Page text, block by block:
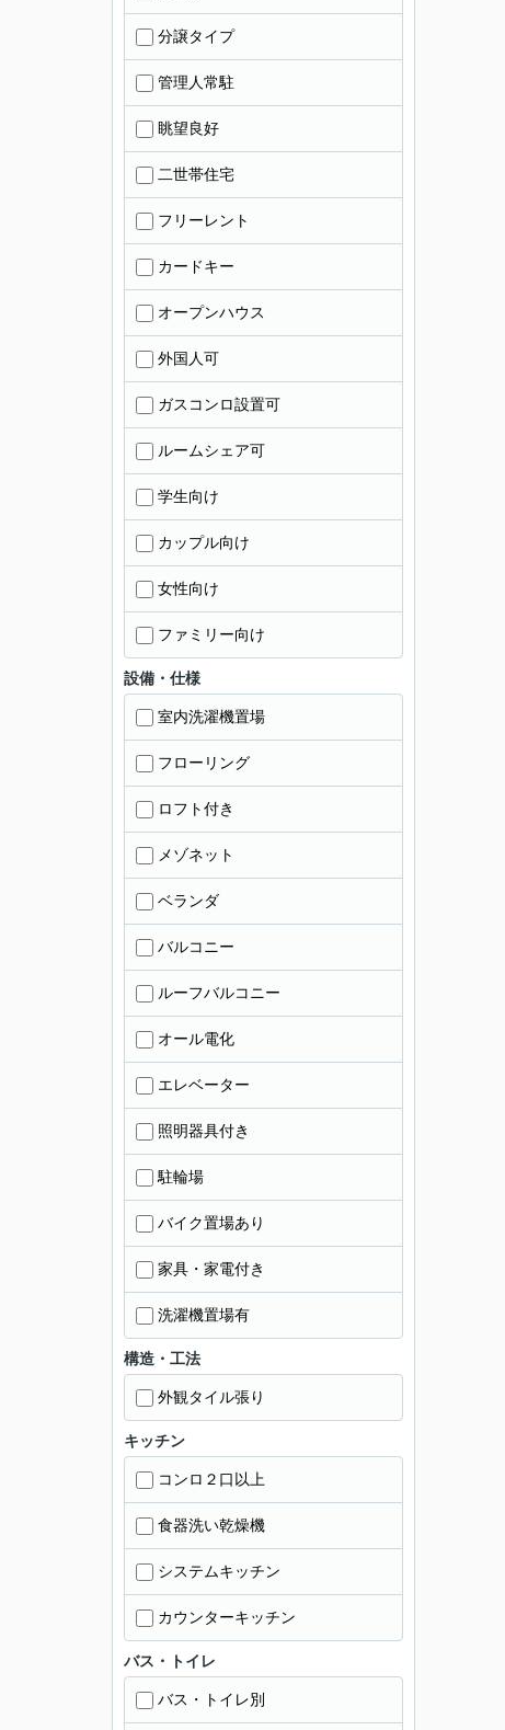
分譲タイプ
管理人常駐
眺望良好
二世帯住宅
フリーレント
カードキー
オープンハウス
外国人可
ガスコンロ設置可
ルームシェア可
学生向け
カップル向け
女性向け
ファミリー向け
設備・仕様
室内洗濯機置場
フローリング
ロフト付き
メゾネット
ベランダ
バルコニー
ルーフバルコニー
オール電化
エレベーター
照明器具付き
駐輪場
バイク置場あり
家具・家電付き
洗濯機置場有
構造・工法
外観タイル張り
キッチン
コンロ２口以上
食器洗い乾燥機
システムキッチン
カウンターキッチン
バス・トイレ
バス・トイレ別